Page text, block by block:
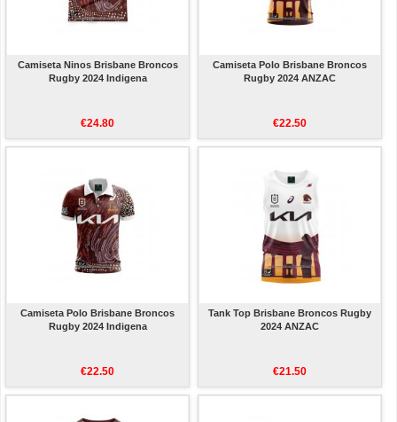
Camiseta Ninos Brisbane Broncos
Rugby 2024 Indigena
€24.80
Camiseta Polo Brisbane Broncos
Rugby 2024 ANZAC
€22.50
Camiseta Polo Brisbane Broncos
Rugby 2024 Indigena
€22.50
Tank Top Brisbane Broncos Rugby
2024 ANZAC
€21.50